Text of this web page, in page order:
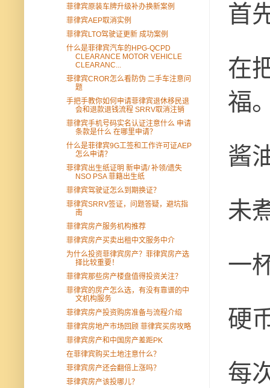
首
在
福
酱
未
一
硬
每
菲律宾原装车牌升级补办换新案例
菲律宾AEP取消实例
菲律宾LTO驾驶证更新 成功案例
什么是菲律宾汽车的HPG-QCPD
CLEARANCE MOTOR VEHICLE
CLEARANC...
菲律宾CROR怎么看防伪 二手车注意问
题
手把手教你如何申请菲律宾退休移民退
会和退款退钱流程 SRRV取消注销
菲律宾手机号码实名认证注意什么 申请
条款是什么 在哪里申请？
什么是菲律宾9G工签和工作许可证AEP
怎么申请？
菲律宾出生纸证明 新申请/ 补领/遗失
NSO PSA 菲籍出生纸
菲律宾驾驶证怎么到期换证？
菲律宾SRRV签证，问题答疑，避坑指
南
菲律宾房产服务机构推荐
菲律宾房产买卖出租中文服务中介
为什么投资菲律宾房产？菲律宾房产选
择比较重要！
菲律宾那些房产楼盘值得投资关注？
菲律宾的房产怎么选，有没有靠谱的中
文机构服务
菲律宾房产投资购房准备与流程介绍
菲律宾房地产市场回顾 菲律宾买房攻略
菲律宾房产和中国房产差距PK
在菲律宾购买土地注意什么？
菲律宾房产还会翻倍上涨吗？
菲律宾房产该投哪儿？